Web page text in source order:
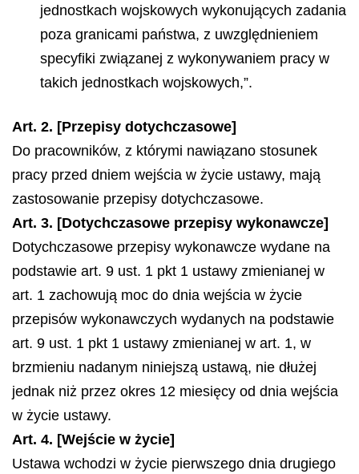
jednostkach wojskowych wykonujących zadania
poza granicami państwa, z uwzględnieniem
specyfiki związanej z wykonywaniem pracy w
takich jednostkach wojskowych,”.
Art. 2. [Przepisy dotychczasowe]
Do pracowników, z którymi nawiązano stosunek
pracy przed dniem wejścia w życie ustawy, mają
zastosowanie przepisy dotychczasowe.
Art. 3. [Dotychczasowe przepisy wykonawcze]
Dotychczasowe przepisy wykonawcze wydane na
podstawie art. 9 ust. 1 pkt 1 ustawy zmienianej w
art. 1 zachowują moc do dnia wejścia w życie
przepisów wykonawczych wydanych na podstawie
art. 9 ust. 1 pkt 1 ustawy zmienianej w art. 1, w
brzmieniu nadanym niniejszą ustawą, nie dłużej
jednak niż przez okres 12 miesięcy od dnia wejścia
w życie ustawy.
Art. 4. [Wejście w życie]
Ustawa wchodzi w życie pierwszego dnia drugiego